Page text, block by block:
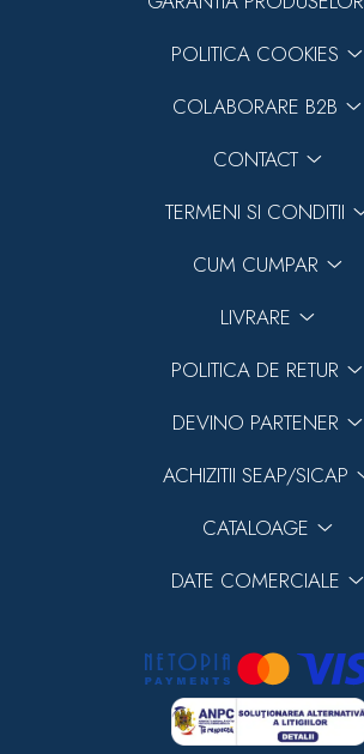
POLITICA COOKIES
COLABORARE B2B
CONTACT
TERMENI SI CONDITII
CUM CUMPAR
LIVRARE
POLITICA DE RETUR
DEVINO PARTENER
ACHIZITII SEAP/SICAP
CATALOAGE
DATE COMERCIALE